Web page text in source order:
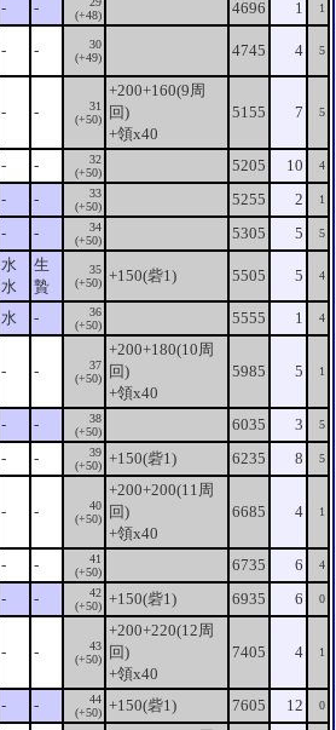
- -
(+48)
4696 1 1
- -
30
(+49)
4745 4 5
- -
31
(+50)
+200+160(9周
回)
+領x40
5155 7 5
- -
32
(+50)
5205 10 4
- -
33
(+50)
5255 2 1
- -
34
(+50)
5305 5 5
水
水
生
贄
35
(+50) +150(砦1) 5505 5 4
水 -
36
(+50)
5555 1 4
- -
37
(+50)
+200+180(10周
回)
+領x40
5985 5 1
- -
38
(+50)
6035 3 5
- -
39
(+50) +150(砦1) 6235 8 5
- -
40
(+50)
+200+200(11周
回)
+領x40
6685 4 1
- -
41
(+50)
6735 6 4
- -
42
(+50) +150(砦1) 6935 6 0
- -
43
(+50)
+200+220(12周
回)
+領x40
7405 4 1
- -
44
(+50) +150(砦1) 7605 12 0